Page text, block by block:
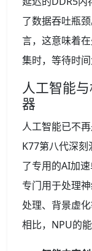
了数据吞吐瓶
言，这意味着
集时，等待时
人工智能
器
人工智能已不
K77第八代深
了专用的AI加
专门用于处理
处理、背景虚
相比，NPU的